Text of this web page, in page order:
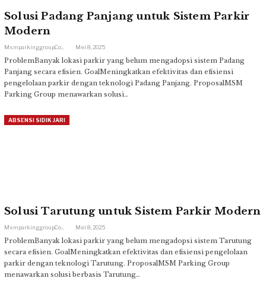
Solusi Padang Panjang untuk Sistem Parkir
Modern
Mei 8, 2025
ProblemBanyak lokasi parkir yang belum mengadopsi sistem Padang
Panjang secara efisien. GoalMeningkatkan efektivitas dan efisiensi
pengelolaan parkir dengan teknologi Padang Panjang. ProposalMSM
Parking Group menawarkan solusi…
ABSENSI SIDIK JARI
Solusi Tarutung untuk Sistem Parkir Modern
Msmparkinggroup.com Mei 8, 2025
ProblemBanyak lokasi parkir yang belum mengadopsi sistem Tarutung
secara efisien. GoalMeningkatkan efektivitas dan efisiensi pengelolaan
parkir dengan teknologi Tarutung. ProposalMSM Parking Group
menawarkan solusi berbasis Tarutung…